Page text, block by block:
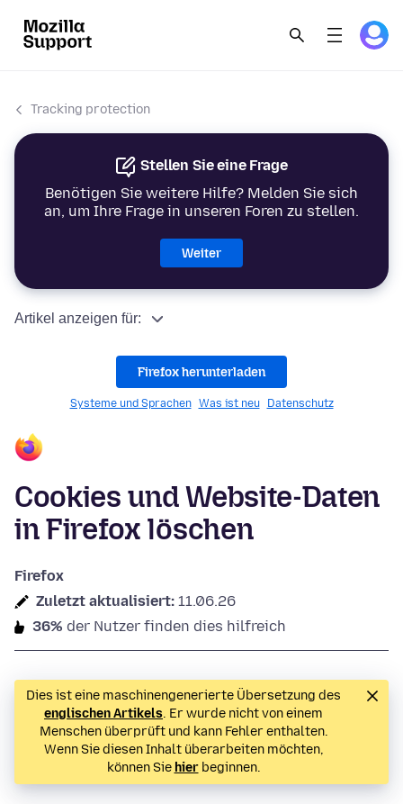
Tracking protection
Stellen Sie eine Frage
Benötigen Sie weitere Hilfe? Melden Sie sich
an, um Ihre Frage in unseren Foren zu stellen.
Weiter
Artikel anzeigen für:
Firefox herunterladen
Systeme und Sprachen Was ist neu Datenschutz
Cookies und Website-Daten
in Firefox löschen
Firefox
Zuletzt aktualisiert: 11.06.26
36% der Nutzer finden dies hilfreich
Dies ist eine maschinengenerierte Übersetzung des
englischen Artikels. Er wurde nicht von einem
Menschen überprüft und kann Fehler enthalten.
Wenn Sie diesen Inhalt überarbeiten möchten,
können Sie hierbeginnen.